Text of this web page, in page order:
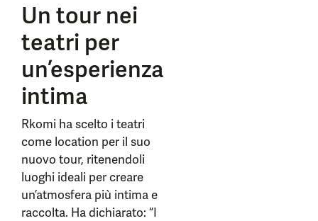
Un tour nei
teatri per
un’esperienza
intima
Rkomi ha scelto i teatri
come location per il suo
nuovo tour, ritenendoli
luoghi ideali per creare
un’atmosfera più intima e
raccolta. Ha dichiarato: “I